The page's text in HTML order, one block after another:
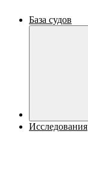
База судов
Исследования